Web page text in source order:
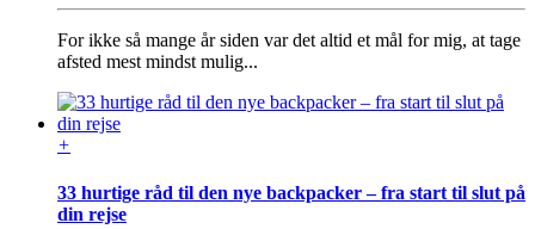
For ikke så mange år siden var det altid et mål for mig, at tage
afsted mest mindst mulig...
+
33 hurtige råd til den nye backpacker – fra start til slut på
din rejse